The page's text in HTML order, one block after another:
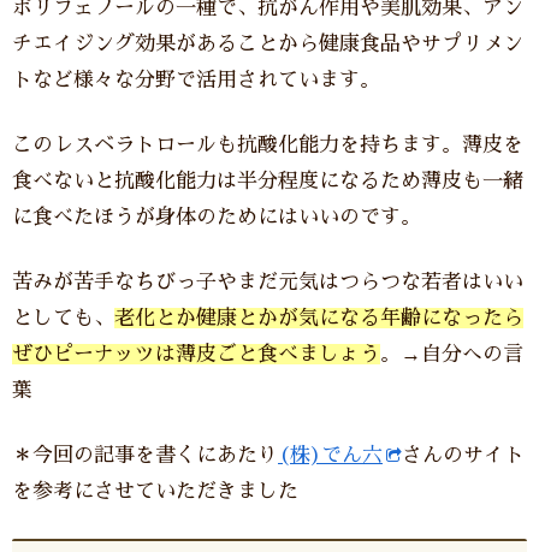
ポリフェノールの一種で、抗がん作用や美肌効果、アン
チエイジング効果があることから健康食品やサプリメン
トなど様々な分野で活用されています。
このレスベラトロールも抗酸化能力を持ちます。薄皮を
食べないと抗酸化能力は半分程度になるため薄皮も一緒
に食べたほうが身体のためにはいいのです。
苦みが苦手なちびっ子やまだ元気はつらつな若者はいい
としても、 老化とか健康とかが気になる年齢になったら
ぜひピーナッツは薄皮ごと食べましょう 。→自分への言
葉
＊今回の記事を書くにあたり (株)でん六
さんのサイト
を参考にさせていただきました